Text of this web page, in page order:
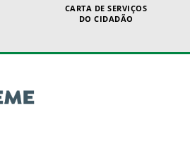
CARTA DE SERVIÇOS
DO CIDADÃO